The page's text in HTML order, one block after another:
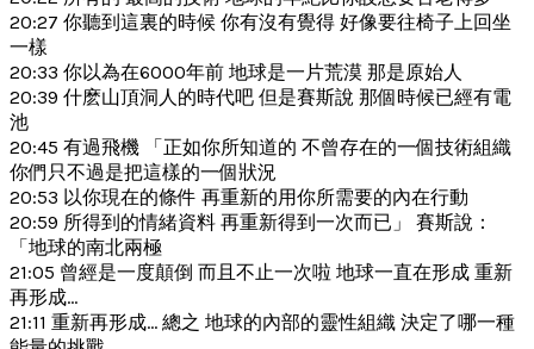
20:27 你聽到這裏的時候 你有沒有覺得 好像要往椅子上回坐
一樣
20:33 你以為在6000年前 地球是一片荒漠 那是原始人
20:39 什麽山頂洞人的時代吧 但是賽斯說 那個時候已經有電
池
20:45 有過飛機 「正如你所知道的 不曾存在的一個技術組織
你們只不過是把這樣的一個狀況
20:53 以你現在的條件 再重新的用你所需要的內在行動
20:59 所得到的情緒資料 再重新得到一次而已」 賽斯說：
「地球的南北兩極
21:05 曾經是一度顛倒 而且不止一次啦 地球一直在形成 重新
再形成…
21:11 重新再形成… 總之 地球的內部的靈性組織 決定了哪一種